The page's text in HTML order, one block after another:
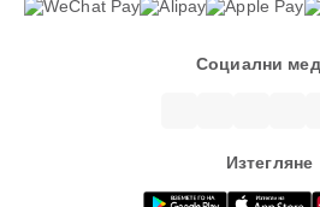
Социални
Изтегляне